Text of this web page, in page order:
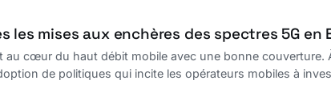
les mises aux enchères des spectres 5G en
au cœur du haut débit mobile avec une bonne
de politiques qui incite les opérateurs mobiles à